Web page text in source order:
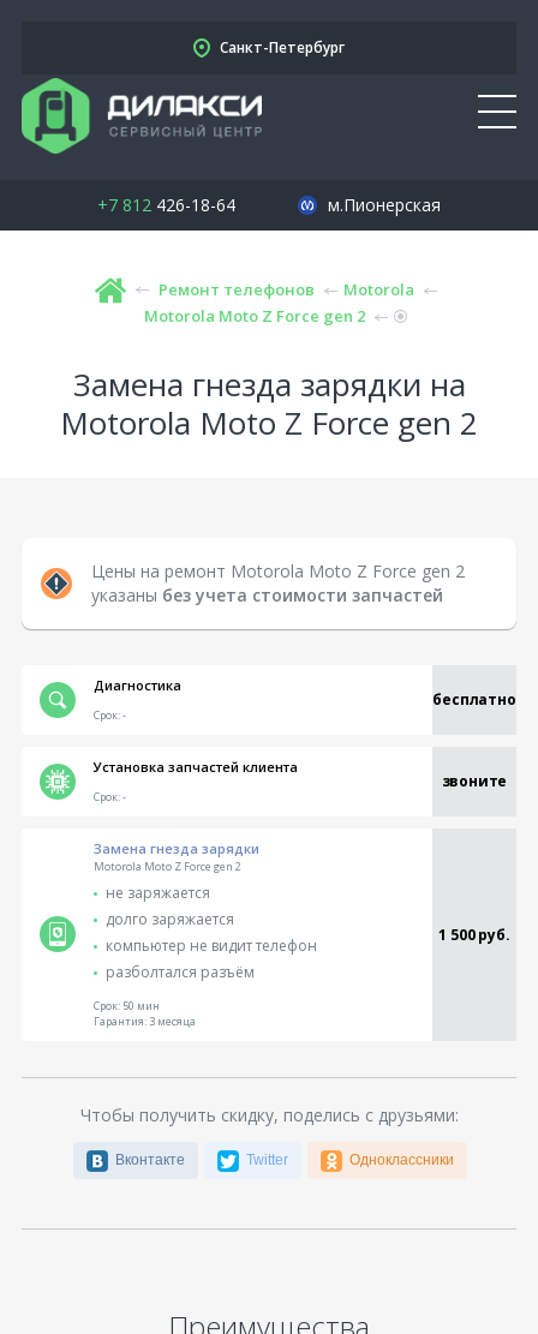
Санкт-Петербург
+7 812426-18-64 м.Пионерская
Ремонт телефонов
Motorola
Motorola Moto Z Force gen 2
Замена гнезда зарядки на
Motorola Moto Z Force gen 2
Цены на ремонт Motorola Moto Z Force gen 2
указаны без учета стоимости запчастей
Диагностика
бесплатно
Срок:-
Установка запчастей клиента
звоните
Срок:-
Замена гнезда зарядки
Motorola Moto Z Force gen 2
не заряжается
долго заряжается
компьютер не видит телефон
разболтался разъём
1 500 руб.
Срок:50 мин
Гарантия:3 месяца
Чтобы получить скидку, поделись с друзьями:
Вконтакте Twitter Одноклассники
Преимущества